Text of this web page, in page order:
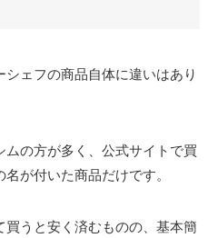
ェフの商品自体に違いはあり
の方が多く、公式サイトで買
が付いた商品だけです。
うと安く済むものの、基本簡